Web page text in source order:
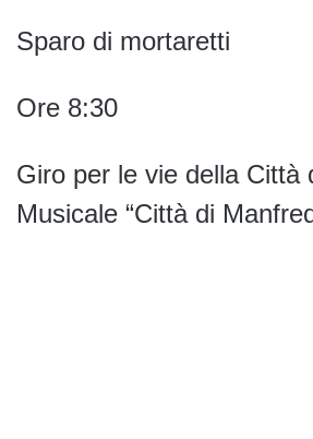
Sparo di mortaretti
Ore 8:30
Giro per le vie della Città
Musicale “Città di